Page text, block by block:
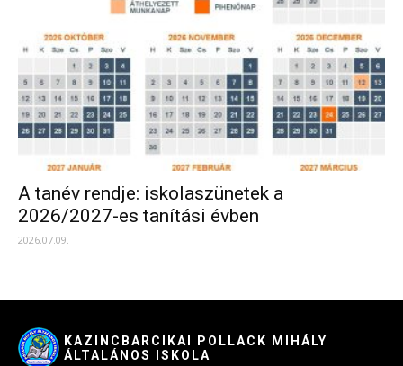
A tanév rendje: iskolaszünetek a
2026/2027-es tanítási évben
2026.07.09.
KAZINCBARCIKAI POLLACK MIHÁLY
ÁLTALÁNOS ISKOLA